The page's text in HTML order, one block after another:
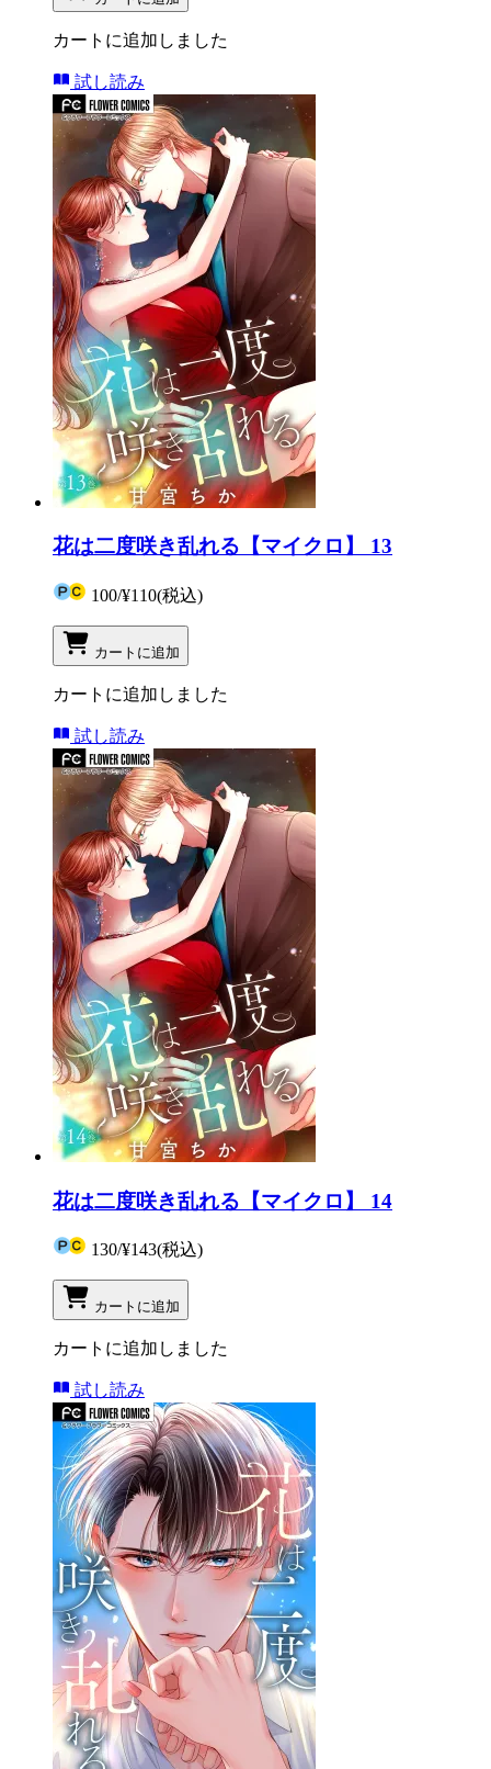
カートに追加しました
試し読み
花は二度咲き乱れる【マイクロ】 13
100/¥110(税込)
カートに追加
カートに追加しました
試し読み
花は二度咲き乱れる【マイクロ】 14
130/¥143(税込)
カートに追加
カートに追加しました
試し読み